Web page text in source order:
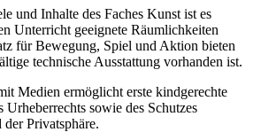
und Inhalte des Faches Kunst ist es
Unterricht geeignete Räumlichkeiten
für Bewegung, Spiel und Aktion bieten
technische Ausstattung vorhanden ist.
Medien ermöglicht erste kindgerechte
sowie des Schutzes
Privatsphäre.